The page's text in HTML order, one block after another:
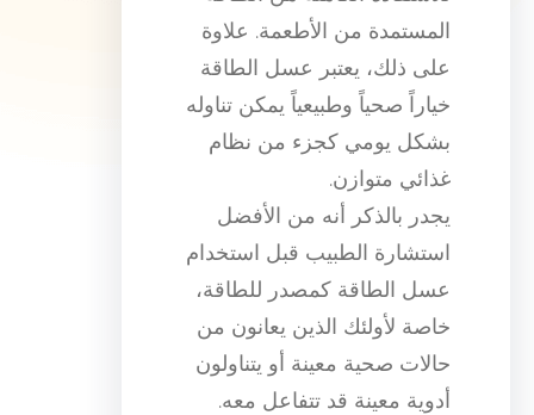
المستمدة من الأطعمة. علاوة
على ذلك، يعتبر عسل الطاقة
خياراً صحياً وطبيعياً يمكن تناوله
بشكل يومي كجزء من نظام
غذائي متوازن.
يجدر بالذكر أنه من الأفضل
استشارة الطبيب قبل استخدام
عسل الطاقة كمصدر للطاقة،
خاصة لأولئك الذين يعانون من
حالات صحية معينة أو يتناولون
أدوية معينة قد تتفاعل معه.